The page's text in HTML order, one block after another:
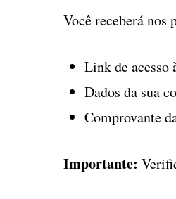
Você receberá
Link de acesso
Dados da sua
Comprovante
Importante: